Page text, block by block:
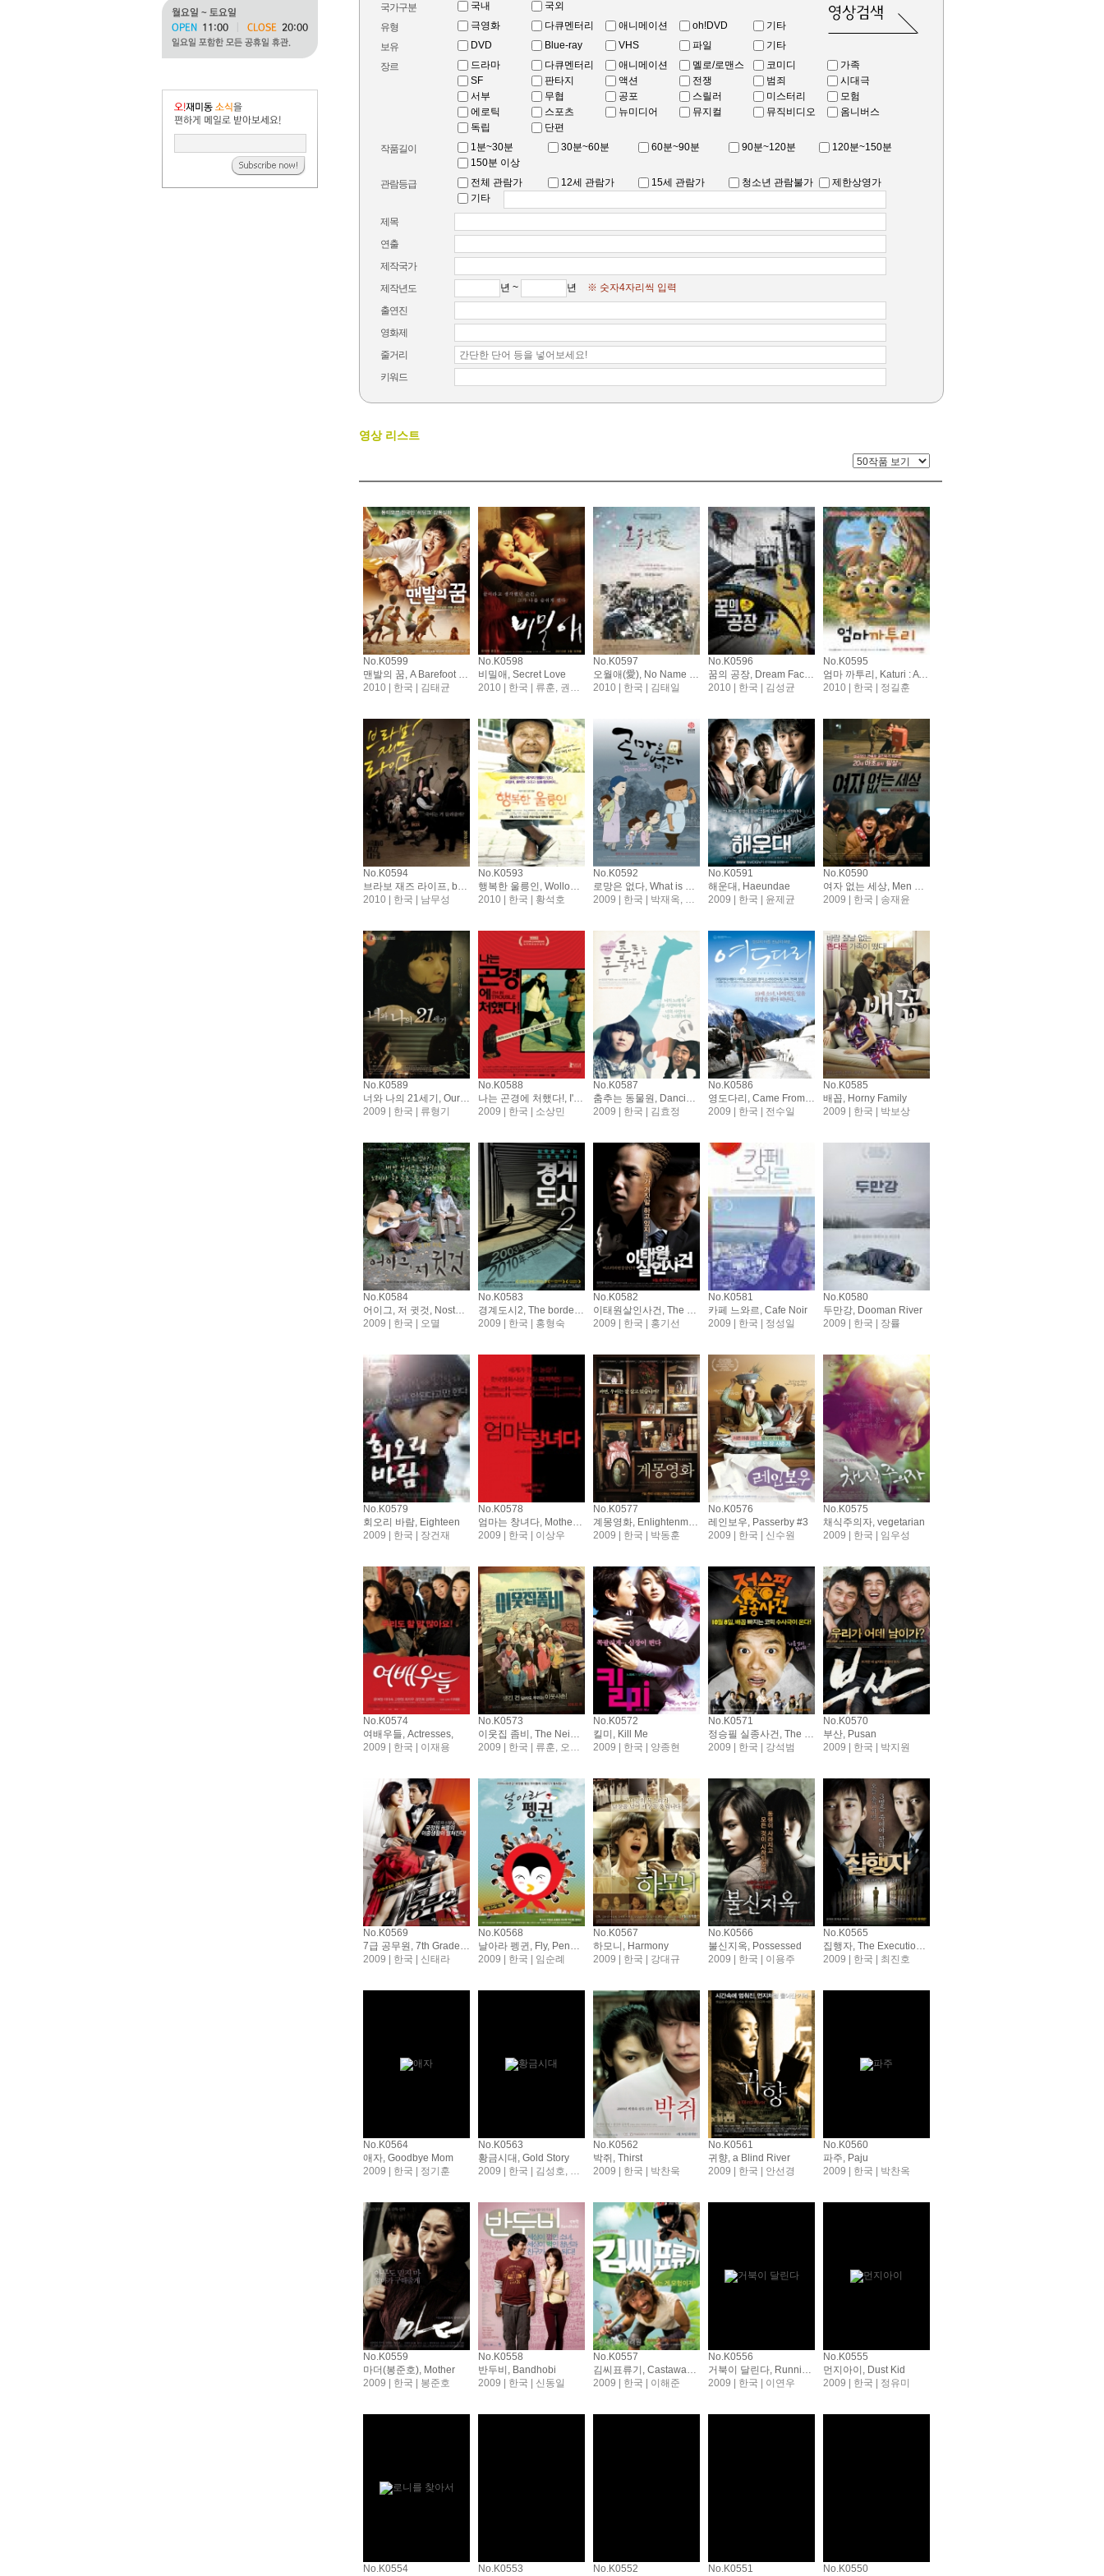
국가구분 국내
국외
유형
극영화 다큐멘터리 애니메이션 oh!DVD
기타
보유
DVD Blue-ray VHS 파일
기타
장르
드라마 다큐멘터리 애니메이션 멜로/로맨스 코미디
가족
SF
판타지 액션 전쟁 범죄
시대극
서부
무협 공포 스릴러 미스터리
모험
에로틱
스포츠 뉴미디어 뮤지컬 뮤직비디오
옴니버스
독립
단편
작품길이
1분~30분 30분~60분 60분~90분 90분~120분
120분~150분
150분 이상
관람등급
전체 관람가 12세 관람가 15세 관람가 청소년 관람불가
제한상영가
기타
제목
연출
제작국가
제작년도
년 ~ 년
※ 숫자4자리씩 입력
출연진
영화제
줄거리
키워드
영상 리스트
No.K0599
맨발의 꿈, A Barefoot Dream
2010 | 한국 | 김태균
No.K0598
비밀애, Secret Love
2010 | 한국 | 류훈, 권지연
No.K0597
오월애(愛), No Name Stars
2010 | 한국 | 김태일
No.K0596
꿈의 공장, Dream Factory
2010 | 한국 | 김성균
No.K0595
엄마 까투리, Katuri : A Story Of A Mother Bird
2010 | 한국 | 정길훈
No.K0594
브라보 재즈 라이프, bravo jazz life
2010 | 한국 | 남무성
No.K0593
행복한 울릉인, Wollongong is happy
2010 | 한국 | 황석호
No.K0592
로망은 없다, What is Not Romance
2009 | 한국 | 박재옥, 수경, 홍은지
No.K0591
해운대, Haeundae
2009 | 한국 | 윤제균
No.K0590
여자 없는 세상, Men Without Women
2009 | 한국 | 송재윤
No.K0589
너와 나의 21세기, Our Fantastic 21st. Century
2009 | 한국 | 류형기
No.K0588
나는 곤경에 처했다!, I'm in Trouble!
2009 | 한국 | 소상민
No.K0587
춤추는 동물원, Dancing Zoo
2009 | 한국 | 김효정
No.K0586
영도다리, Came From Busan
2009 | 한국 | 전수일
No.K0585
배꼽, Horny Family
2009 | 한국 | 박보상
No.K0584
어이그, 저 귓것, Nostalgia
2009 | 한국 | 오멸
No.K0583
경계도시2, The border city2
2009 | 한국 | 홍형숙
No.K0582
이태원살인사건, The Case of Itaewon Homicide
2009 | 한국 | 홍기선
No.K0581
카페 느와르, Cafe Noir
2009 | 한국 | 정성일
No.K0580
두만강, Dooman River
2009 | 한국 | 장률
No.K0579
회오리 바람, Eighteen
2009 | 한국 | 장건재
No.K0578
엄마는 창녀다, Mother Is A Whore
2009 | 한국 | 이상우
No.K0577
계몽영화, Enlightenment Film
2009 | 한국 | 박동훈
No.K0576
레인보우, Passerby #3
2009 | 한국 | 신수원
No.K0575
채식주의자, vegetarian
2009 | 한국 | 임우성
No.K0574
여배우들, Actresses,
2009 | 한국 | 이재용
No.K0573
이웃집 좀비, The Neighbor Zombie
2009 | 한국 | 류훈, 오영두, 장윤정, 홍영근
No.K0572
킬미, Kill Me
2009 | 한국 | 양종현
No.K0571
정승필 실종사건, The Weird Missing Case of Mr.J
2009 | 한국 | 강석범
No.K0570
부산, Pusan
2009 | 한국 | 박지원
No.K0569
7급 공무원, 7th Grade Civil Servant
2009 | 한국 | 신태라
No.K0568
날아라 펭귄, Fly, Penguin
2009 | 한국 | 임순례
No.K0567
하모니, Harmony
2009 | 한국 | 강대규
No.K0566
불신지옥, Possessed
2009 | 한국 | 이용주
No.K0565
집행자, The Executioner
2009 | 한국 | 최진호
No.K0564
애자, Goodbye Mom
2009 | 한국 | 정기훈
No.K0563
황금시대, Gold Story
2009 | 한국 | 김성호, 김은경, 남다정, 양해훈
No.K0562
박쥐, Thirst
2009 | 한국 | 박찬욱
No.K0561
귀향, a Blind River
2009 | 한국 | 안선경
No.K0560
파주, Paju
2009 | 한국 | 박찬옥
No.K0559
마더(봉준호), Mother
2009 | 한국 | 봉준호
No.K0558
반두비, Bandhobi
2009 | 한국 | 신동일
No.K0557
김씨표류기, Castaway On The Moon
2009 | 한국 | 이해준
No.K0556
거북이 달린다, Running Turtle
2009 | 한국 | 이연우
No.K0555
먼지아이, Dust Kid
2009 | 한국 | 정유미
No.K0554 No.K0553 No.K0552 No.K0551 No.K0550